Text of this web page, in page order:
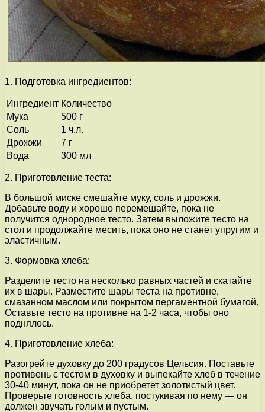
1. Подготовка ингредиентов:
Ингредиент Количество
Мука
500 г
Соль
1 ч.л.
Дрожжи
7 г
Вода
300 мл
2. Приготовление теста:
В большой миске смешайте муку, соль и дрожжи.
Добавьте воду и хорошо перемешайте, пока не
получится однородное тесто. Затем выложите тесто на
стол и продолжайте месить, пока оно не станет упругим и
эластичным.
3. Формовка хлеба:
Разделите тесто на несколько равных частей и скатайте
их в шары. Разместите шары теста на противне,
смазанном маслом или покрытом пергаментной бумагой.
Оставьте тесто на противне на 1-2 часа, чтобы оно
поднялось.
4. Приготовление хлеба:
Разогрейте духовку до 200 градусов Цельсия. Поставьте
противень с тестом в духовку и выпекайте хлеб в течение
30-40 минут, пока он не приобретет золотистый цвет.
Проверьте готовность хлеба, постукивая по нему — он
должен звучать голым и пустым.